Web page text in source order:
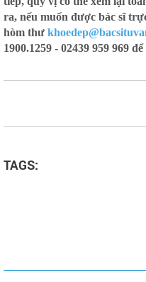
ra, nếu muốn được bác sĩ
hòm thư
1900.1259 - 02439 959 969
TAGS: